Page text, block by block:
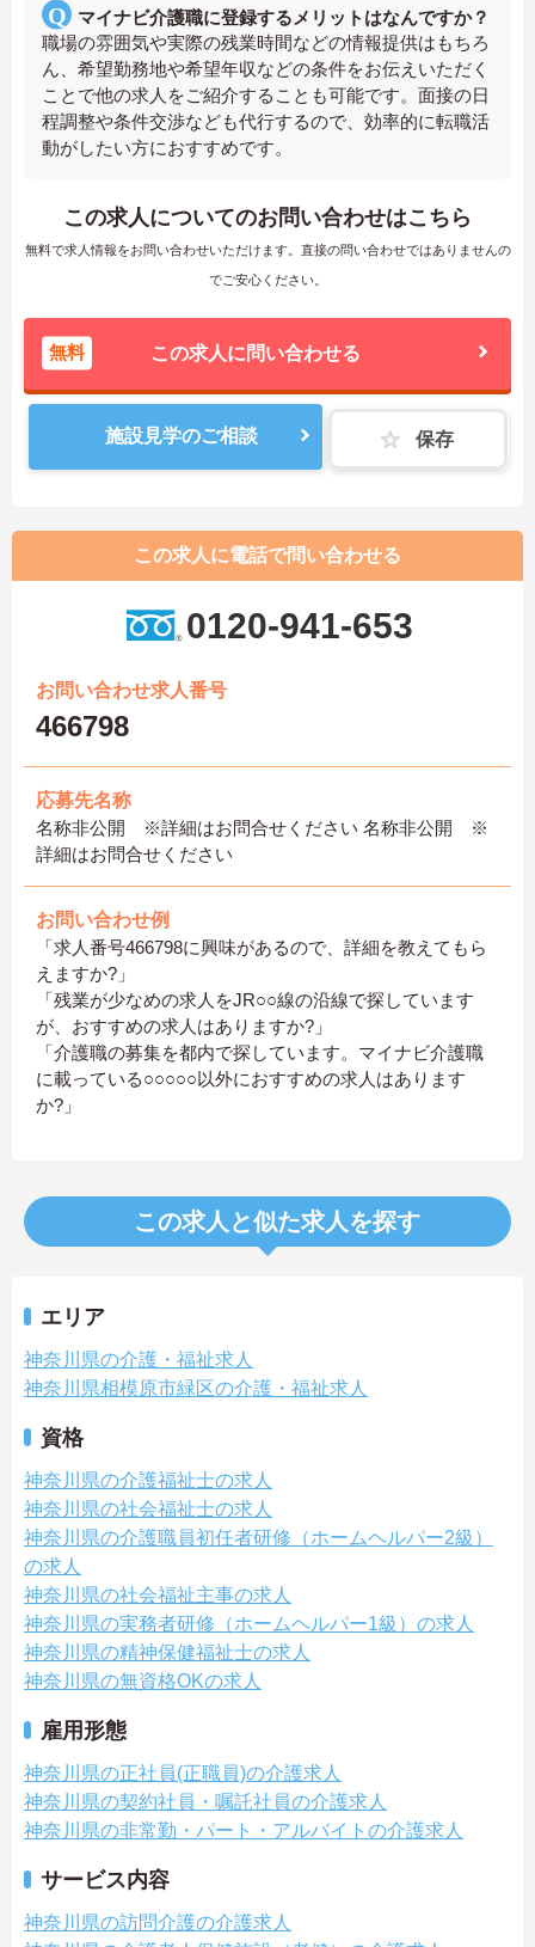
マイナビ介護職に登録するメリットはなんですか？
職場の雰囲気や実際の残業時間などの情報提供はもちろ
ん、希望勤務地や希望年収などの条件をお伝えいただく
ことで他の求人をご紹介することも可能です。面接の日
程調整や条件交渉なども代行するので、効率的に転職活
動がしたい方におすすめです。
この求人についてのお問い合わせはこちら
無料で求人情報をお問い合わせいただけます。直接の問い合わせではありませんの
でご安心ください。
無料 この求人に問い合わせる
施設見学のご相談 保存
この求人に電話で問い合わせる
0120-941-653
お問い合わせ求人番号
466798
応募先名称
名称非公開 ※詳細はお問合せください 名称非公開 ※
詳細はお問合せください
お問い合わせ例
「求人番号466798に興味があるので、詳細を教えてもら
えますか?」
「残業が少なめの求人をJR○○線の沿線で探しています
が、おすすめの求人はありますか?」
「介護職の募集を都内で探しています。マイナビ介護職
に載っている○○○○○以外におすすめの求人はあります
か?」
この求人と似た求人を探す
エリア
神奈川県の介護・福祉求人
神奈川県相模原市緑区の介護・福祉求人
資格
神奈川県の介護福祉士の求人
神奈川県の社会福祉士の求人
神奈川県の介護職員初任者研修（ホームヘルパー2級）
の求人
神奈川県の社会福祉主事の求人
神奈川県の実務者研修（ホームヘルパー1級）の求人
神奈川県の精神保健福祉士の求人
神奈川県の無資格OKの求人
雇用形態
神奈川県の正社員(正職員)の介護求人
神奈川県の契約社員・嘱託社員の介護求人
神奈川県の非常勤・パート・アルバイトの介護求人
サービス内容
神奈川県の訪問介護の介護求人